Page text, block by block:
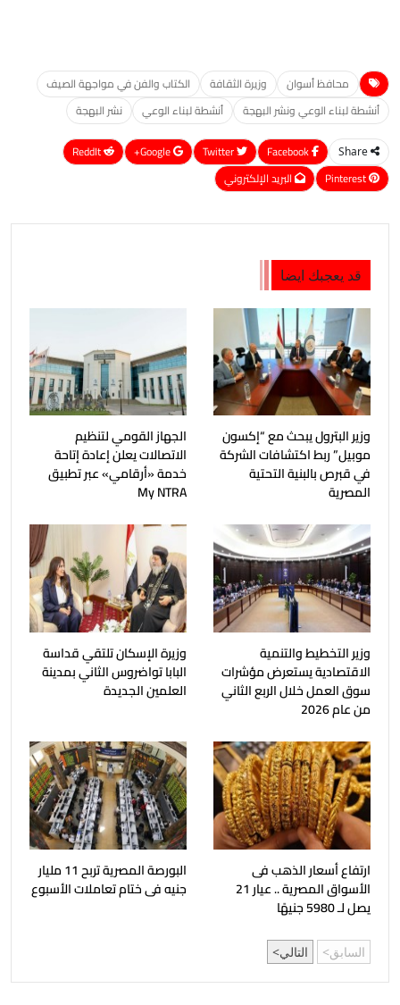
محافظ أسوان وزيرة الثقافة
الكتاب والفن في مواجهة الصيف
أنشطة لبناء الوعي ونشر البهجة
أنشطة لبناء الوعي نشر البهجة
Share
Google+
ReddIt
Pinterest
البريد الإلكتروني
قد يعجبك ايضا
وزير البترول يبحث مع “إكسون
موبيل” ربط اكتشافات الشركة
في قبرص بالبنية التحتية
المصرية
الجهاز القومي لتنظيم
الاتصالات يعلن إعادة إتاحة
خدمة «أرقامي» عبر تطبيق
My NTRA
وزير التخطيط والتنمية
الاقتصادية يستعرض مؤشرات
سوق العمل خلال الربع الثاني
من عام 2026
وزيرة الإسكان تلتقي قداسة
البابا تواضروس الثاني بمدينة
العلمين الجديدة
ارتفاع أسعار الذهب فى
الأسواق المصرية .. عيار 21
يصل لـ 5980 جنيهًا
البورصة المصرية تربح 11 مليار
جنيه فى ختام تعاملات الأسبوع
السابق التالي